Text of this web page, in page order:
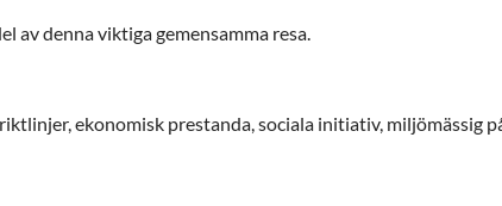
av denna viktiga gemensamma resa.
ekonomisk prestanda, sociala initiativ, miljömässig